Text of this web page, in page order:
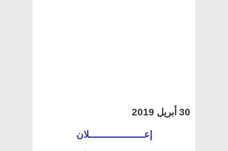
30 أبريل 2019
إعــــــــــــــــــلان